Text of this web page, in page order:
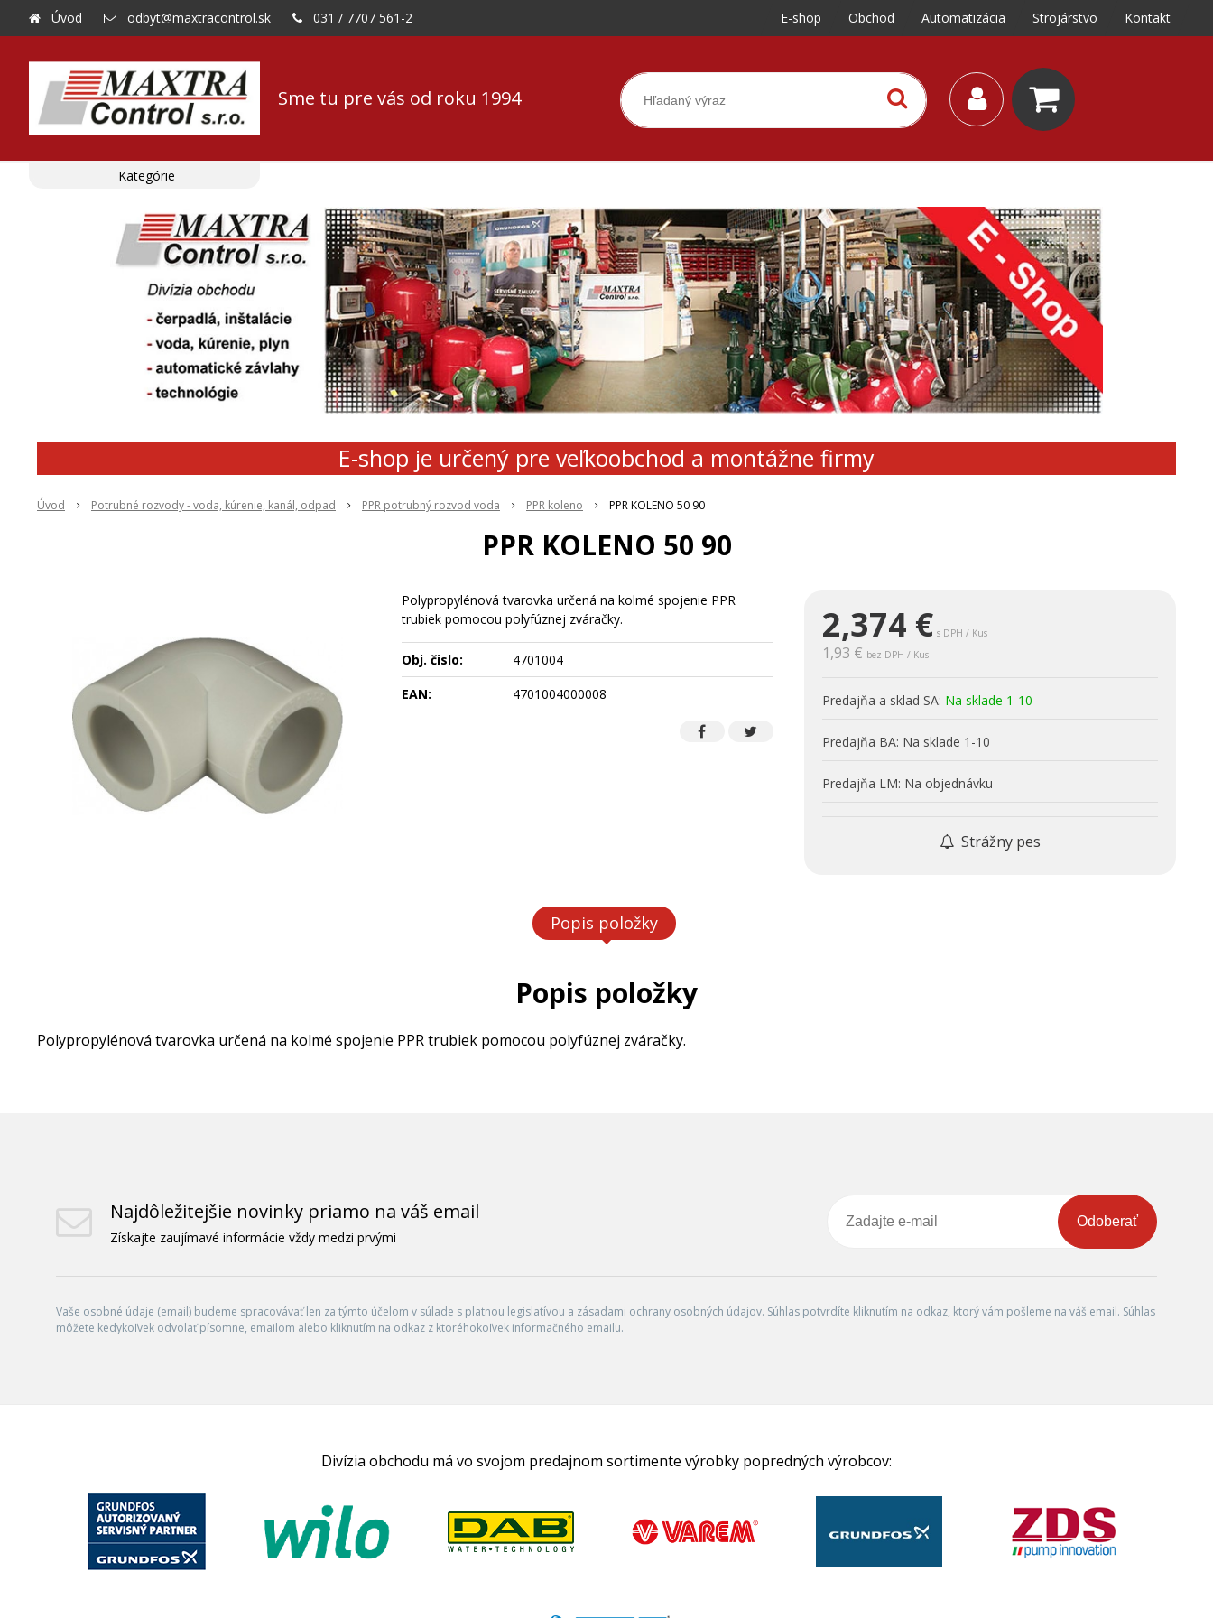
Sme tu pre vás od roku 1994
Úvod odbyt@maxtracontrol.sk 031 / 7707 561-2 E-shop Obchod Automatizácia Strojárstvo Kontakt
E-shop je určený pre veľkoobchod a montážne firmy
Úvod Potrubné rozvody - voda, kúrenie, kanál, odpad PPR potrubný rozvod voda PPR koleno PPR KOLENO 50 90
PPR KOLENO 50 90
2,374 € s DPH / Kus
1,93 € bez DPH / Kus
Predajňa a sklad SA: Na sklade 1-10
Predajňa BA: Na sklade 1-10
Predajňa LM: Na objednávku
Strážny pes
Polypropylénová tvarovka určená na kolmé spojenie PPR
trubiek pomocou polyfúznej zváračky.
Obj. čislo:
4701004
EAN:
4701004000008
Popis položky
Popis položky
Polypropylénová tvarovka určená na kolmé spojenie PPR trubiek pomocou polyfúznej zváračky.
Kategórie
Najdôležitejšie novinky priamo na váš email
Získajte zaujímavé informácie vždy medzi prvými
Odoberať
Vaše osobné údaje (email) budeme spracovávať len za týmto účelom v súlade s platnou legislatívou a zásadami ochrany osobných údajov. Súhlas potvrdíte kliknutím na odkaz, ktorý vám pošleme na váš email. Súhlas
môžete kedykoľvek odvolať písomne, emailom alebo kliknutím na odkaz z ktoréhokoľvek informačného emailu.
Divízia obchodu má vo svojom predajnom sortimente výrobky popredných výrobcov: